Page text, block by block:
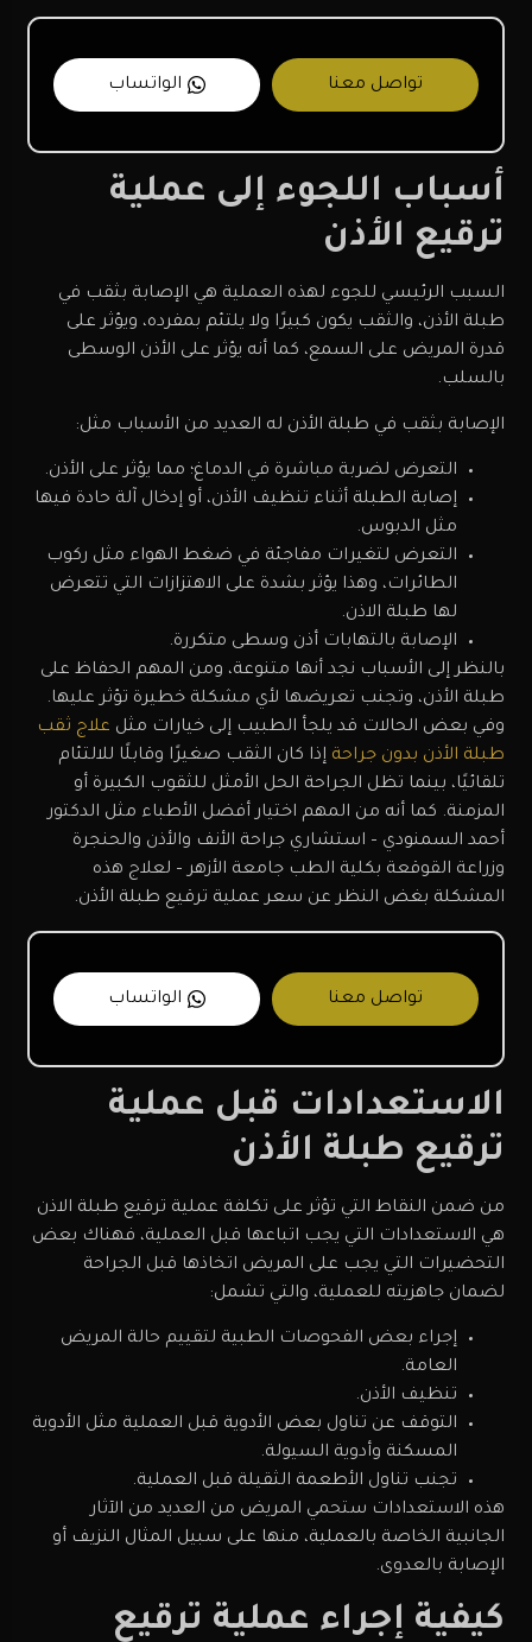
تواصل معنا الواتساب
أسباب اللجوء إلى عملية
ترقيع الأذن
السبب الرئيسي للجوء لهذه العملية هي الإصابة بثقب في
طبلة الأذن، والثقب يكون كبيرًا ولا يلتئم بمفرده، ويؤثر على
قدرة المريض على السمع، كما أنه يؤثر على الأذن الوسطى
بالسلب.
الإصابة بثقب في طبلة الأذن له العديد من الأسباب مثل:
التعرض لضربة مباشرة في الدماغ؛ مما يؤثر على الأذن.
إصابة الطبلة أثناء تنظيف الأذن، أو إدخال آلة حادة فيها
مثل الدبوس.
التعرض لتغيرات مفاجئة في ضغط الهواء مثل ركوب
الطائرات، وهذا يؤثر بشدة على الاهتزازات التي تتعرض
لها طبلة الاذن.
الإصابة بالتهابات أذن وسطى متكررة.
بالنظر إلى الأسباب نجد أنها متنوعة، ومن المهم الحفاظ على
طبلة الأذن، وتجنب تعريضها لأي مشكلة خطيرة تؤثر عليها.
وفي بعض الحالات قد يلجأ الطبيب إلى خيارات مثل علاج ثقب
طبلة الأذن بدون جراحة إذا كان الثقب صغيرًا وقابلًا للالتئام
تلقائيًا، بينما تظل الجراحة الحل الأمثل للثقوب الكبيرة أو
المزمنة. كما أنه من المهم اختيار أفضل الأطباء مثل الدكتور
أحمد السمنودي – استشاري جراحة الأنف والأذن والحنجرة
وزراعة القوقعة بكلية الطب جامعة الأزهر – لعلاج هذه
المشكلة بغض النظر عن سعر عملية ترقيع طبلة الأذن.
تواصل معنا الواتساب
الاستعدادات قبل عملية
ترقيع طبلة الأذن
من ضمن النقاط التي تؤثر على تكلفة عملية ترقيع طبلة الاذن
هي الاستعدادات التي يجب اتباعها قبل العملية، فهناك بعض
التحضيرات التي يجب على المريض اتخاذها قبل الجراحة
لضمان جاهزيته للعملية، والتي تشمل:
إجراء بعض الفحوصات الطبية لتقييم حالة المريض
العامة.
تنظيف الأذن.
التوقف عن تناول بعض الأدوية قبل العملية مثل الأدوية
المسكنة وأدوية السيولة.
تجنب تناول الأطعمة الثقيلة قبل العملية.
هذه الاستعدادات ستحمي المريض من العديد من الآثار
الجانبية الخاصة بالعملية، منها على سبيل المثال النزيف أو
الإصابة بالعدوى.
كيفية إجراء عملية ترقيع